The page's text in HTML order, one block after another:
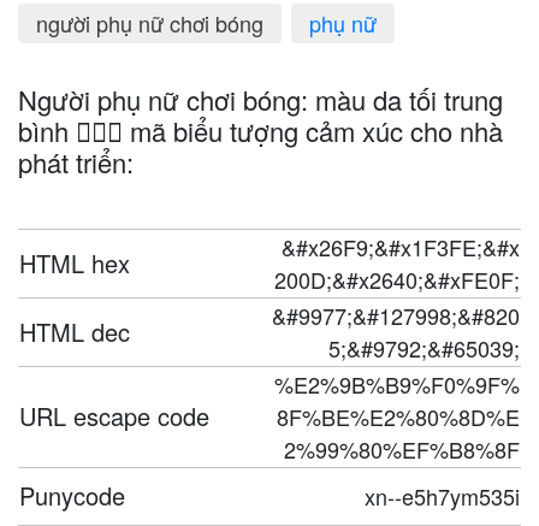
người phụ nữ chơi bóng phụ nữ
Người phụ nữ chơi bóng: màu da tối trung
bình ⛹🏾‍♀️ mã biểu tượng cảm xúc cho nhà
phát triển:
HTML hex
&#x26F9;&#x1F3FE;&#x
200D;&#x2640;&#xFE0F;
HTML dec
&#9977;&#127998;&#820
5;&#9792;&#65039;
URL escape code
%E2%9B%B9%F0%9F%
8F%BE%E2%80%8D%E
2%99%80%EF%B8%8F
Punycode xn--e5h7ym535i